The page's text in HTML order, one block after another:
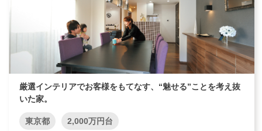
厳選インテリアでお客様をもてなす、“魅せる”ことを考え抜
いた家。
東京都 2,000万円台